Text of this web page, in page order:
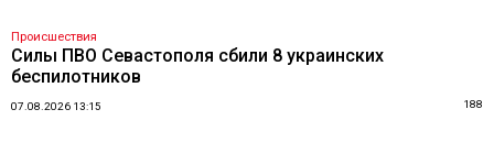
Происшествия
Силы ПВО Севастополя сбили 8 украинских
беспилотников
07.08.2026 13:15 188